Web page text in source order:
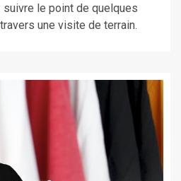
le point de quelques
une visite de terrain.